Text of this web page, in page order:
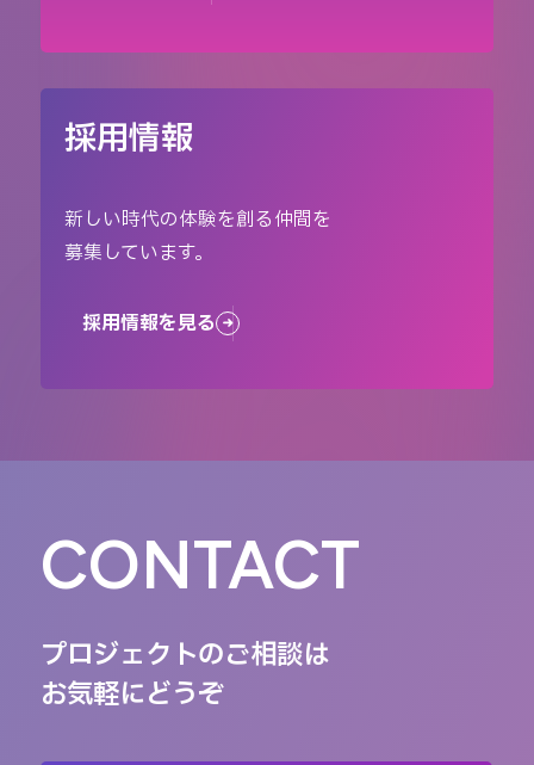
採用情報
新しい時代の体験を創る仲間を
募集しています。
採用情報を見る
CONTACT
プロジェクトのご相談は
お気軽にどうぞ